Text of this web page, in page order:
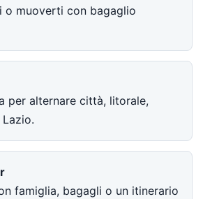
o muoverti con bagaglio
per alternare città, litorale,
famiglia, bagagli o un itinerario